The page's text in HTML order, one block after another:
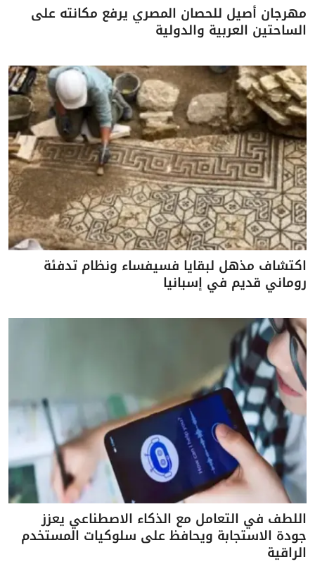
مهرجان أصيل للحصان المصري يرفع مكانته على
الساحتين العربية والدولية
اكتشاف مذهل لبقايا فسيفساء ونظام تدفئة
روماني قديم في إسبانيا
اللطف في التعامل مع الذكاء الاصطناعي يعزز
جودة الاستجابة ويحافظ على سلوكيات المستخدم
الراقية